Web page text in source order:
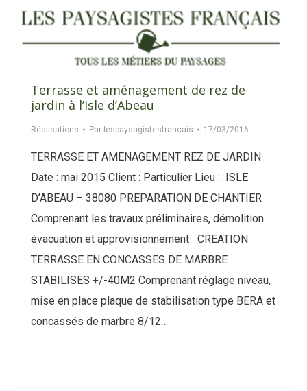
Terrasse et aménagement de rez de
jardin à l’Isle d’Abeau
Réalisations Par lespaysagistesfrancais 17/03/2016
TERRASSE ET AMENAGEMENT REZ DE JARDIN
Date : mai 2015 Client : Particulier Lieu : ISLE
D’ABEAU – 38080 PREPARATION DE CHANTIER
Comprenant les travaux préliminaires, démolition
évacuation et approvisionnement CREATION
TERRASSE EN CONCASSES DE MARBRE
STABILISES +/-40M2 Comprenant réglage niveau,
mise en place plaque de stabilisation type BERA et
concassés de marbre 8/12…